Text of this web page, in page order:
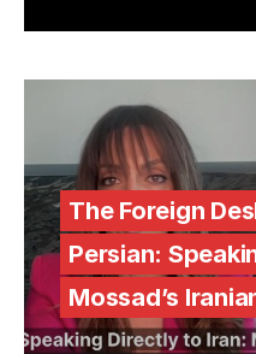
The Foreign
Persian:
Mossad’s